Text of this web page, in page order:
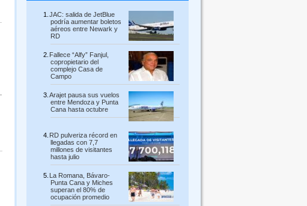
JAC: salida de JetBlue
podría aumentar boletos
aéreos entre Newark y
RD
Fallece “Alfy” Fanjul,
copropietario del
complejo Casa de
Campo
Arajet pausa sus vuelos
entre Mendoza y Punta
Cana hasta octubre
RD pulveriza récord en
llegadas con 7,7
millones de visitantes
hasta julio
La Romana, Bávaro-
Punta Cana y Miches
superan el 80% de
ocupación promedio